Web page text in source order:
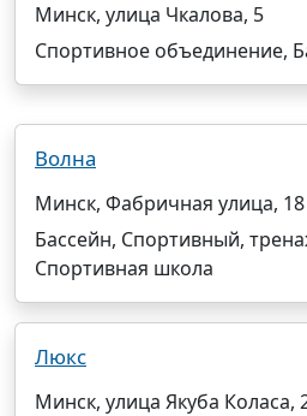
Минск, улица Чкалова, 5
Спортивное объединение,
Волна
Минск, Фабричная улица, 18
Бассейн, Спортивный,
Спортивная школа
Люкс
Минск, улица Якуба Коласа,